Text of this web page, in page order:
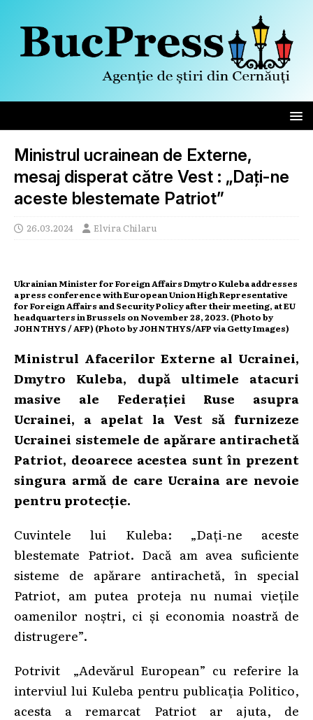
Ministrul ucrainean de Externe,
mesaj disperat către Vest : „Dați-ne
aceste blestemate Patriot”
26.03.2024 Elvira Chilaru
Ukrainian Minister for Foreign Affairs Dmytro Kuleba addresses
a press conference with European Union High Representative
for Foreign Affairs and Security Policy after their meeting, at EU
headquarters in Brussels on November 28, 2023. (Photo by
JOHN THYS / AFP) (Photo by JOHN THYS/AFP via Getty Images)
Ministrul Afacerilor Externe al Ucrainei,
Dmytro Kuleba, după ultimele atacuri
masive ale Federației Ruse asupra
Ucrainei, a apelat la Vest să furnizeze
Ucrainei sistemele de apărare antirachetă
Patriot, deoarece acestea sunt în prezent
singura armă de care Ucraina are nevoie
pentru protecție.
Cuvintele lui Kuleba: „Dați-ne aceste
blestemate Patriot. Dacă am avea suficiente
sisteme de apărare antirachetă, în special
Patriot, am putea proteja nu numai viețile
oamenilor noștri, ci și economia noastră de
distrugere”.
Potrivit „Adevărul European” cu referire la
interviul lui Kuleba pentru publicația Politico,
acesta a remarcat Patriot ar ajuta, de